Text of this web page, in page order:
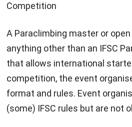
Competition
A Paraclimbing master or
anything other than an IFSC
that allows international
competition, the event
format and rules. Event
(some) IFSC rules but are not